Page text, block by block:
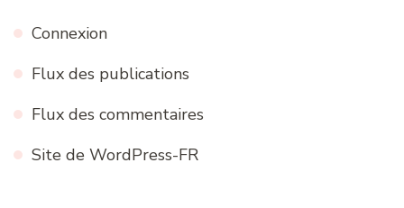
Connexion
Flux des publications
Flux des commentaires
Site de WordPress-FR